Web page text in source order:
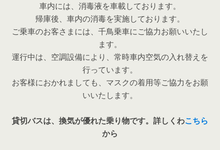
車内には、消毒液を車載しております。
帰庫後、車内の消毒を実施しております。
ご乗車のお客さまには、千鳥乗車にご協力お願いいたし
ます。
運行中は、空調設備により、常時車内空気の入れ替えを
行っています。
お客様におかれましても、マスクの着用等ご協力をお願
いいたします。
貸切バスは、換気が優れた乗り物です。詳しくわこちら
から